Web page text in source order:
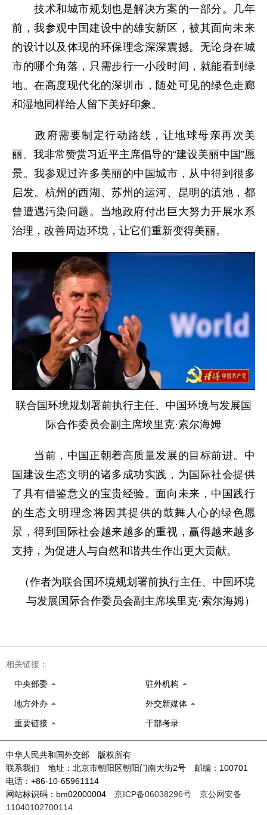
技术和城市规划也是解决方案的一部分。几年
前，我参观中国建设中的雄安新区，被其面向未来
的设计以及体现的环保理念深深震撼。无论身在城
市的哪个角落，只需步行一小段时间，就能看到绿
地。在高度现代化的深圳市，随处可见的绿色走廊
和湿地同样给人留下美好印象。
政府需要制定行动路线，让地球母亲再次美
丽。我非常赞赏习近平主席倡导的“建设美丽中国”愿
景。我参观过许多美丽的中国城市，从中得到很多
启发。杭州的西湖、苏州的运河、昆明的滇池，都
曾遭遇污染问题。当地政府付出巨大努力开展水系
治理，改善周边环境，让它们重新变得美丽。
联合国环境规划署前执行主任、中国环境与发展国
际合作委员会副主席埃里克·索尔海姆
当前，中国正朝着高质量发展的目标前进。中
国建设生态文明的诸多成功实践，为国际社会提供
了具有借鉴意义的宝贵经验。面向未来，中国践行
的生态文明理念将因其提供的鼓舞人心的绿色愿
景，得到国际社会越来越多的重视，赢得越来越多
支持，为促进人与自然和谐共生作出更大贡献。
（作者为联合国环境规划署前执行主任、中国环境
与发展国际合作委员会副主席埃里克·索尔海姆）
相关链接：
中央部委 驻外机构
地方外办 外交新媒体
重要链接 干部考录
中华人民共和国外交部 版权所有
联系我们 地址：北京市朝阳区朝阳门南大街2号 邮编：100701
电话：+86-10-65961114
网站标识码：bm02000004 京ICP备06038296号
京公网安备
11040102700114